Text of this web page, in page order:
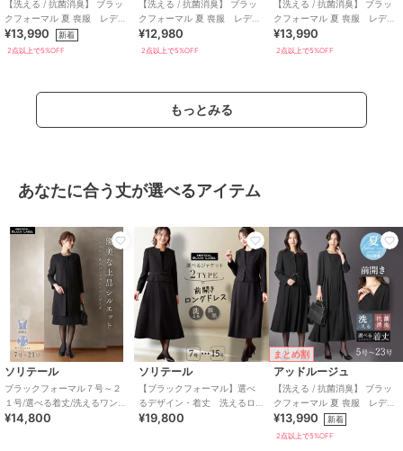
【洗える / 抗菌消臭】 ブラッ
クフォーマル 夏 喪服 レディ
ース 着丈が選べる 5号～23
号
¥13,990 新着
2点以上で5%OFF
【洗える / 抗菌消臭】 ブラッ
クフォーマル 夏 喪服 レディ
ース 着丈が選べる 5号～23
号
¥12,980
2点以上で5%OFF
【洗える / 抗菌消臭】 ブラッ
クフォーマル 夏 喪服 レディ
ース 着丈が選べる 5号～23
号
¥13,990
2点以上で5%OFF
もっとみる
あなたに合う丈が選べるアイテム
ソリテール
ブラックフォーマル７号～２
１号/選べる着丈/洗えるワンピ
ース/喪服/礼服/卒業式/卒園式
¥14,800
ソリテール
【ブラックフォーマル】選べ
るデザイン・着丈 洗えるロ
ング丈ワンピースのアンサン
¥19,800
まとめ割
アッドルージュ
【洗える / 抗菌消臭】 ブラッ
クフォーマル 夏 喪服 レディ
ース 着丈が選べる 5号～23
号
¥13,990 新着
2点以上で5%OFF